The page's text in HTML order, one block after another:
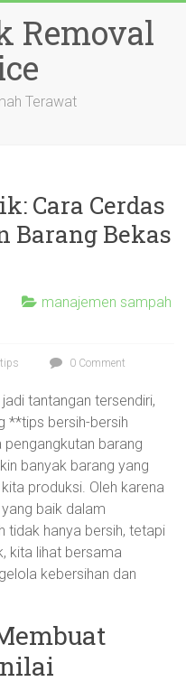
Removal
Terawat
Cara Cerdas
Barang Bekas
manajemen sampah
tips 0 Comment
tantangan tersendiri,
**tips bersih-bersih
barang
banyak barang yang
produksi. Oleh karena
baik dalam
tidak hanya bersih, tetapi
kita lihat bersama
kebersihan dan